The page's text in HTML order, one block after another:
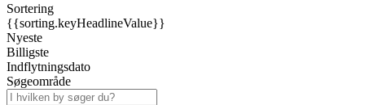
Sortering
{{sorting.keyHeadlineValue}}
Nyeste
Billigste
Indflytningsdato
Søgeområde